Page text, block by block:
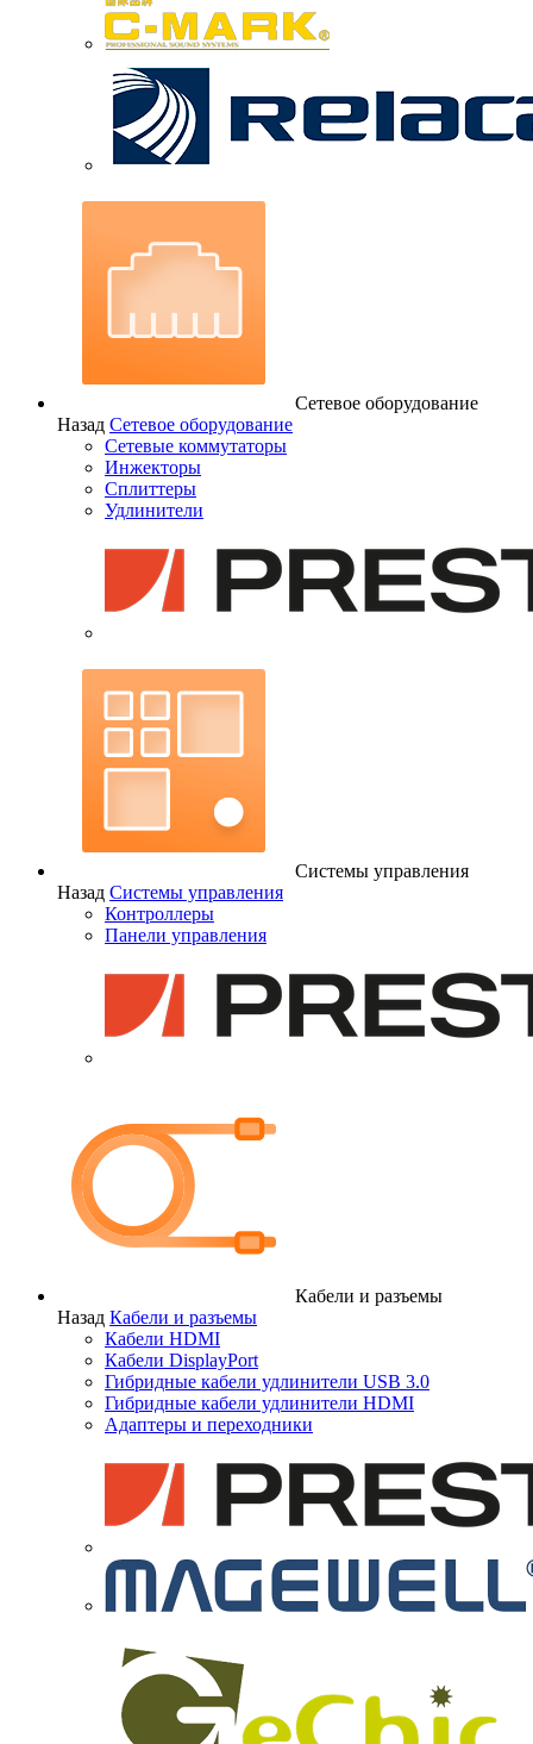
Сетевое оборудование
Назад Сетевое оборудование
Сетевые коммутаторы
Инжекторы
Сплиттеры
Удлинители
Системы управления
Назад Системы управления
Контроллеры
Панели управления
Кабели и разъемы
Назад Кабели и разъемы
Кабели HDMI
Кабели DisplayPort
Гибридные кабели удлинители USB 3.0
Гибридные кабели удлинители HDMI
Адаптеры и переходники